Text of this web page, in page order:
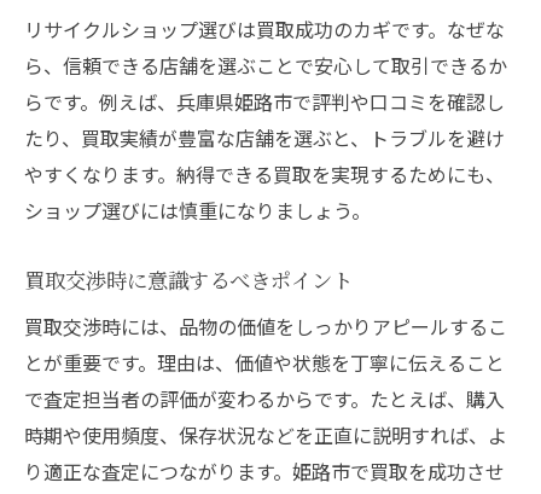
リサイクルショップ選びは買取成功のカギです。なぜな
ら、信頼できる店舗を選ぶことで安心して取引できるか
らです。例えば、兵庫県姫路市で評判や口コミを確認し
たり、買取実績が豊富な店舗を選ぶと、トラブルを避け
やすくなります。納得できる買取を実現するためにも、
ショップ選びには慎重になりましょう。
買取交渉時に意識するべきポイント
買取交渉時には、品物の価値をしっかりアピールするこ
とが重要です。理由は、価値や状態を丁寧に伝えること
で査定担当者の評価が変わるからです。たとえば、購入
時期や使用頻度、保存状況などを正直に説明すれば、よ
り適正な査定につながります。姫路市で買取を成功させ